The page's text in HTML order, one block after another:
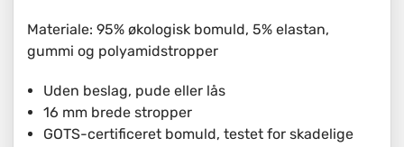
Materiale: 95% økologisk bomuld, 5% elastan,
gummi og polyamidstropper
Uden beslag, pude eller lås
16 mm brede stropper
GOTS-certificeret bomuld, testet for skadelige